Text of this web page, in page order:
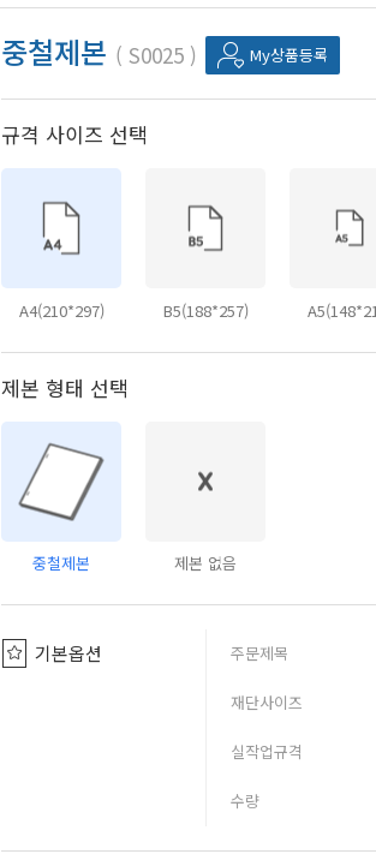
중철제본 S0025 My상품등록
규격 사이즈 선택
A4(210*297) B5(188*257)
제본 형태 선택
중철제본 제본 없음
기본옵션 주문제목
재단사이즈
실작업규격
수량